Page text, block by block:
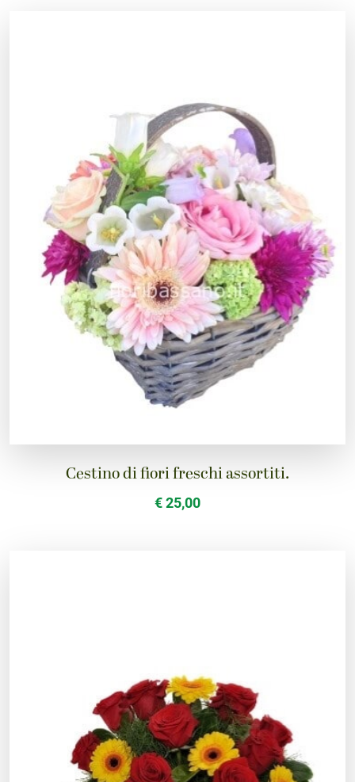
Cestino di fiori freschi assortiti.
€ 25,00